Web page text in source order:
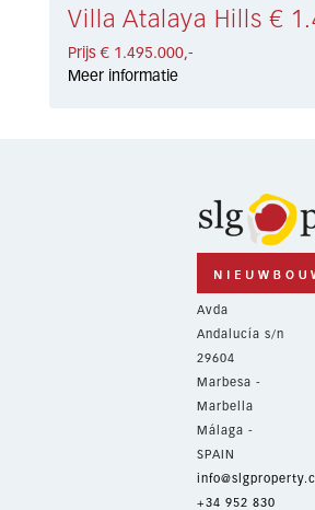
Villa Atalaya Hills €
Prijs € 1.495.000,-
Meer informatie
Avda
Andalucía s/n
29604
Marbesa -
Marbella
Málaga -
SPAIN
+34 952 830